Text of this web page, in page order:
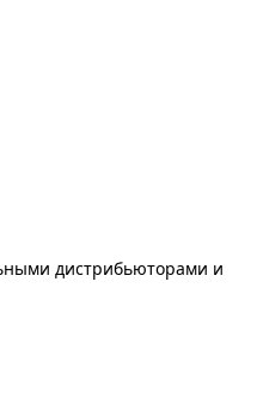
дистрибьюторами и